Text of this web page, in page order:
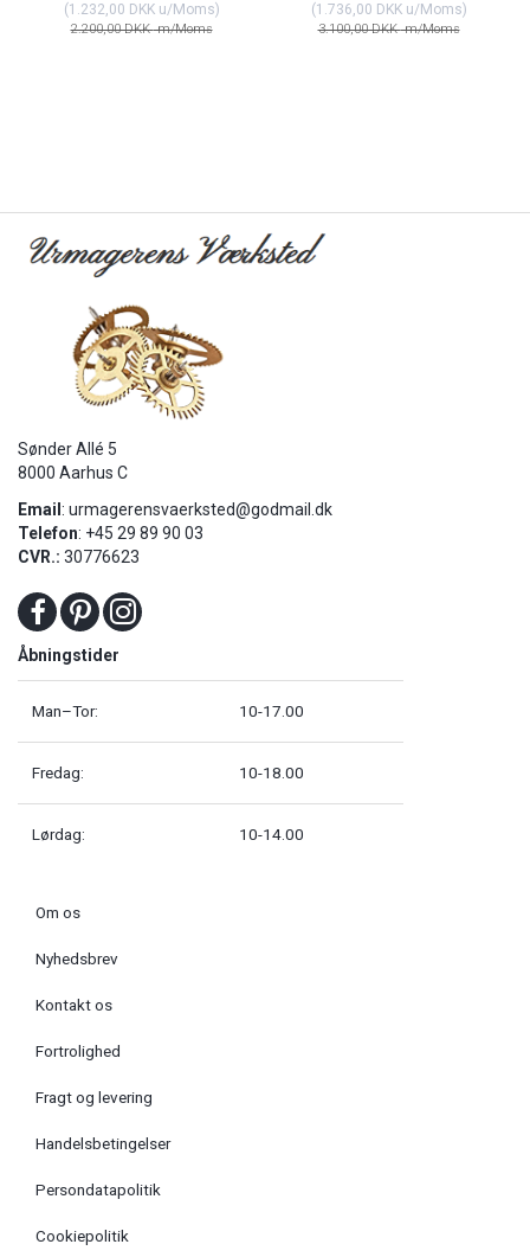
(1.232,00 DKKu/Moms)
2.200,00 DKKm/Moms
(1.736,00 DKKu/Moms)
3.100,00 DKKm/Moms
Sønder Allé 5
8000 Aarhus C
Email : urmagerensvaerksted@godmail.dk
Telefon: +45 29 89 90 03
CVR.: 30776623
Åbningstider
Man–Tor: 10-17.00
Fredag: 10-18.00
Lørdag: 10-14.00
Om os
Nyhedsbrev
Kontakt os
Fortrolighed
Fragt og levering
Handelsbetingelser
Persondatapolitik
Cookiepolitik